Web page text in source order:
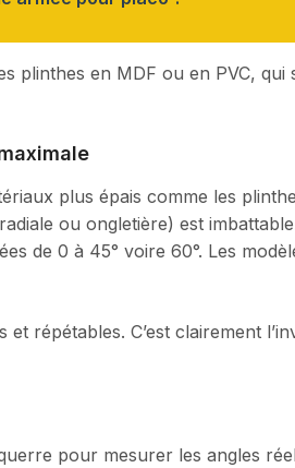
plinthes en MDF ou en PVC, qui
plus épais comme les
ou ongletière) est
de 0 à 45° voire 60°. Les
répétables. C’est clairement
pour mesurer les angles